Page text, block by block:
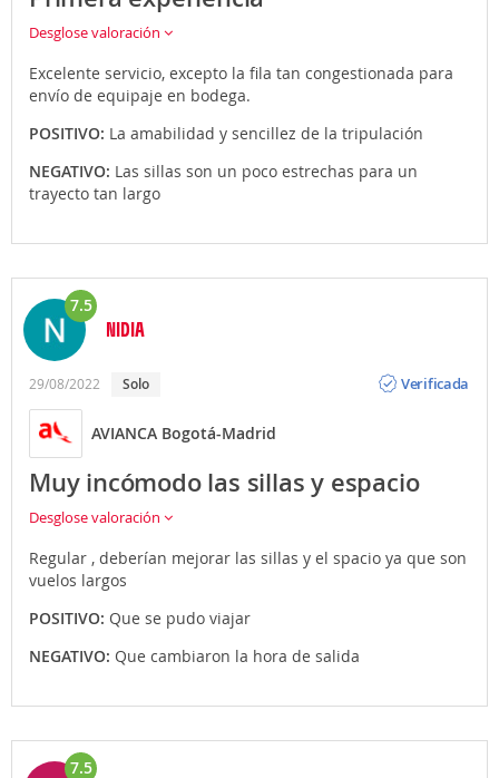
Desglose valoración
Excelente servicio, excepto la fila tan congestionada para
envío de equipaje en bodega.
POSITIVO: La amabilidad y sencillez de la tripulación
NEGATIVO: Las sillas son un poco estrechas para un
trayecto tan largo
7.5
NIDIA
29/08/2022 Solo
Verificada
AVIANCA Bogotá-Madrid
Muy incómodo las sillas y espacio
Desglose valoración
Regular , deberían mejorar las sillas y el spacio ya que son
vuelos largos
POSITIVO: Que se pudo viajar
NEGATIVO: Que cambiaron la hora de salida
7.5